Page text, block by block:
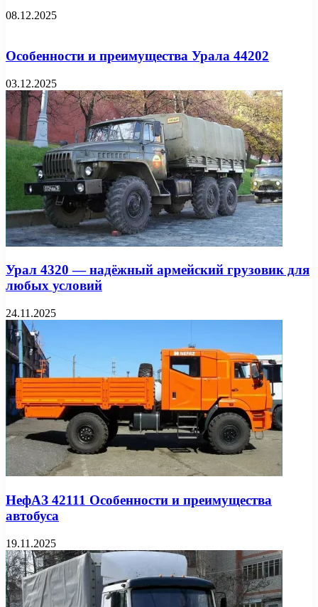
08.12.2025
Особенности и преимущества Урала 44202
03.12.2025
Урал 4320 — надёжный армейский грузовик для
любых условий
24.11.2025
НефАЗ 42111 Особенности и преимущества
автобуса
19.11.2025